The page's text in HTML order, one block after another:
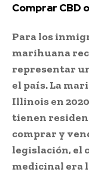
Comprar CBD
Para los
marihuana
representar
el país. La
Illinois en
tienen
comprar y
legislación, el
medicinal era